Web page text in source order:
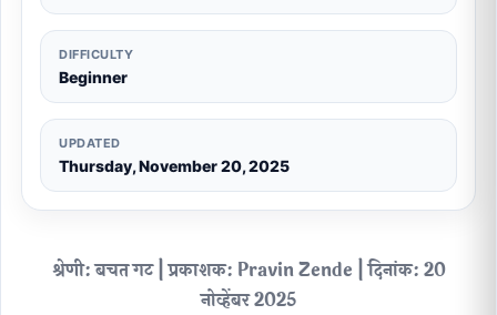
DIFFICULTY
Beginner
UPDATED
Thursday, November 20, 2025
श्रेणी:बचत गट |प्रकाशक: Pravin Zende |दिनांक: 20
नोव्हेंबर 2025